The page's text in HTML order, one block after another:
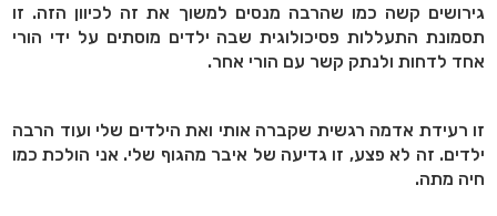
גירושים קשה כמו שהרבה מנסים למשוך את זה לכיוון הזה. זו
תסמונת התעללות פסיכולוגית שבה ילדים מוסתים על ידי הורי
אחד לדחות ולנתק קשר עם הורי אחר.
זו רעידת אדמה רגשית שקברה אותי ואת הילדים שלי ועוד הרבה
ילדים. זה לא פצע, זו גדיעה של איבר מהגוף שלי. אני הולכת כמו
חיה מתה.